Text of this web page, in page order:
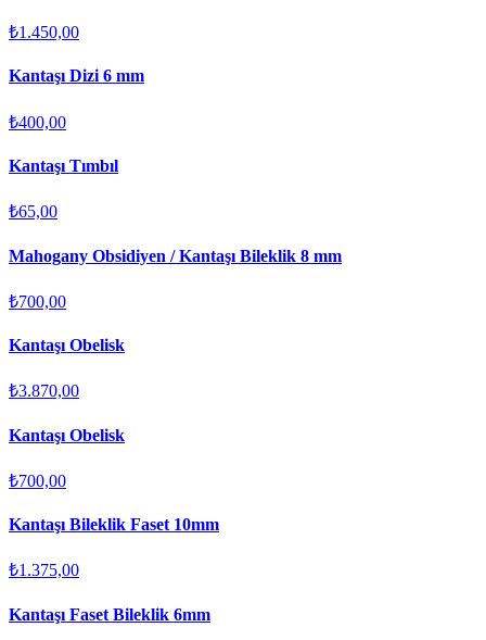
₺1.450,00
Kantaşı Dizi 6 mm
₺400,00
Kantaşı Tımbıl
₺65,00
Mahogany Obsidiyen / Kantaşı Bileklik 8 mm
₺700,00
Kantaşı Obelisk
₺3.870,00
Kantaşı Obelisk
₺700,00
Kantaşı Bileklik Faset 10mm
₺1.375,00
Kantaşı Faset Bileklik 6mm